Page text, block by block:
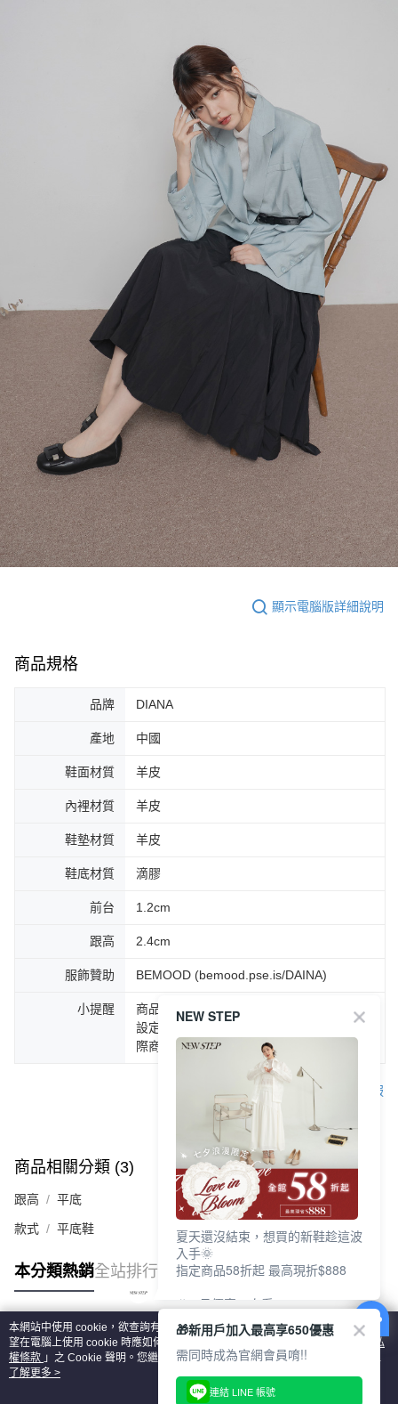
顯示電腦版詳細說明
商品規格
品牌 DIANA
產地 中國
鞋面材質 羊皮
內裡材質 羊皮
鞋墊材質 羊皮
鞋底材質 滴膠
前台 1.2cm
跟高 2.4cm
服飾贊助 BEMOOD (bemood.pse.is/DAINA)
小提醒
商品圖片顏色會因拍攝燈光環境或個人螢幕
設定不同，而造成部份色差現象，顏色以實
際商品為主。
客服
商品相關分類 (3) 查看全部
跟高 平底
款式 平底鞋
本分類熱銷全站排行
熱門標籤
本網站中使用 cookie，欲查詢有關本網站使用 cookie 方式之詳情，及若您不希
望在電腦上使用 cookie 時應如何變更電腦的 cookie 設定，請參閱本網站「
隱私
權條款 」之 Cookie 聲明。您繼續使用本網站即表示您同意本公司得按本網站使
用條款之 Cookie 聲明使用 cookie。
了解更多 >
NEW STEP
夏天還沒結束，想買的新鞋趁這波
入手🌞
指定商品58折起 最高現折$888
🎉 8月優惠一次看
①LINE購物最高10%回饋
②每周限定品現折200
③指定商品58折起 最高現折$888
上班鞋、休閒鞋、涼鞋一次逛齊
🎁新用戶加入最高享650優惠
需同時成為官網會員唷!!
連結 LINE 帳號